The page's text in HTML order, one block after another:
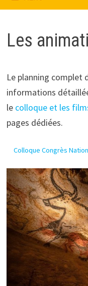
Les
Le planning complet
informations
le colloque et les
pages dédiées.
Colloque Congrès